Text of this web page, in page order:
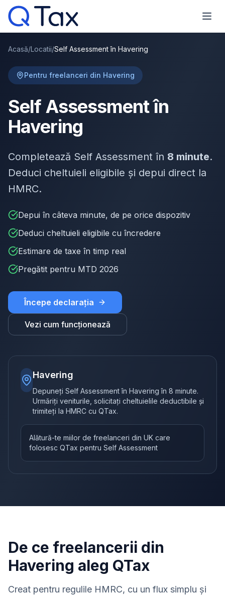
Acasă/Locatii/Self Assessment în Havering
Pentru freelanceri din Havering
Self Assessment în
Havering
Completează Self Assessment în 8 minute.
Deduci cheltuieli eligibile și depui direct la
HMRC.
Depui în câteva minute, de pe orice dispozitiv
Deduci cheltuieli eligibile cu încredere
Estimare de taxe în timp real
Pregătit pentru MTD 2026
Începe declarația
Vezi cum funcționează
Havering
Depuneți Self Assessment în Havering în 8 minute.
Urmăriți veniturile, solicitați cheltuielile deductibile și
trimiteți la HMRC cu QTax.
Alătură-te miilor de freelanceri din UK care
folosesc QTax pentru Self Assessment
De ce freelancerii din
Havering aleg QTax
Creat pentru regulile HMRC, cu un flux simplu și